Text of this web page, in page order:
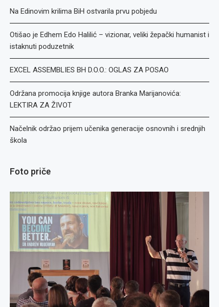
Na Edinovim krilima BiH ostvarila prvu pobjedu
Otišao je Edhem Edo Halilić – vizionar, veliki žepački humanist i
istaknuti poduzetnik
EXCEL ASSEMBLIES BH D.O.O.: OGLAS ZA POSAO
Održana promocija knjige autora Branka Marijanovića:
LEKTIRA ZA ŽIVOT
Načelnik održao prijem učenika generacije osnovnih i srednjih
škola
Foto priče